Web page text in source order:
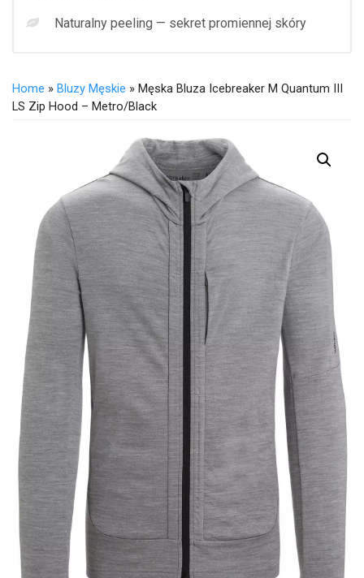
Naturalny peeling — sekret promiennej skóry
Home » Bluzy Męskie » Męska Bluza Icebreaker M Quantum III
LS Zip Hood – Metro/Black